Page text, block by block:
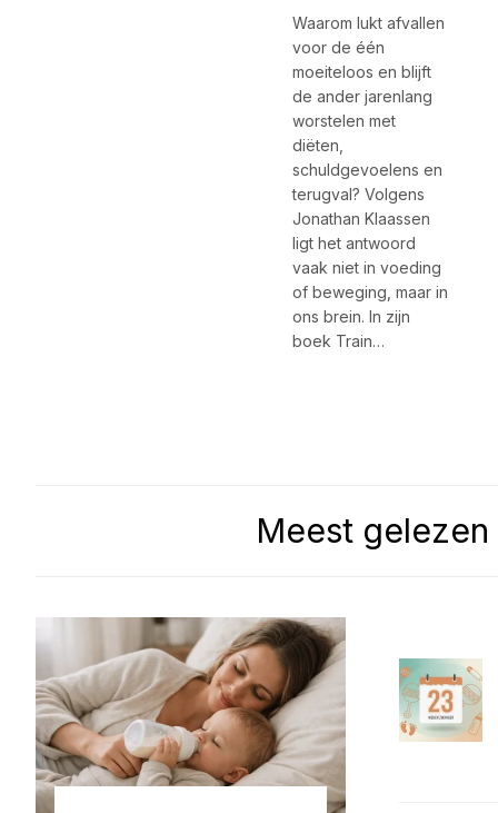
Waarom lukt afvallen
voor de één
moeiteloos en blijft
de ander jarenlang
worstelen met
diëten,
schuldgevoelens en
terugval? Volgens
Jonathan Klaassen
ligt het antwoord
vaak niet in voeding
of beweging, maar in
ons brein. In zijn
boek Train…
Meest gelezen